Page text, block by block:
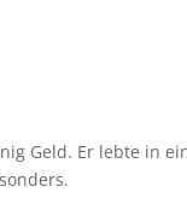
Geld. Er lebte in